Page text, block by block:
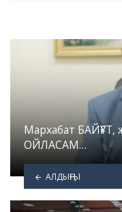
Мархабат
ОЙЛАСАМ…
АЛДЫҢҒЫ